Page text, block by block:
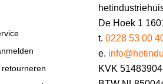
De Hoek 1
t. 0228 53 00
e.
KVK 51483904